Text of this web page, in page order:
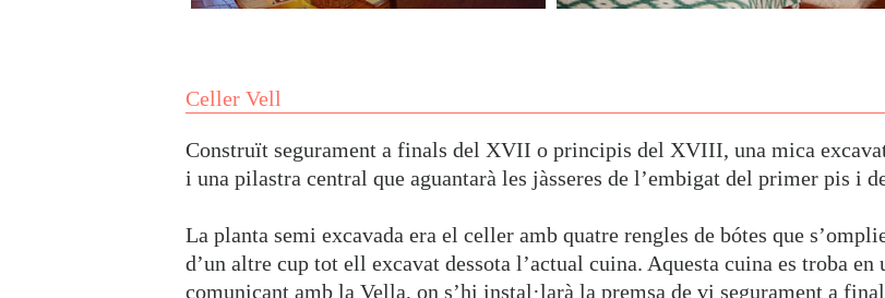
Celler Vell
Construït segurament a finals del XVII o principis del XVIII, una mica
i una pilastra central que aguantarà les jàsseres de l’embigat del primer pis i
La planta semi excavada era el celler amb quatre rengles de bótes que
d’un altre cup tot ell excavat dessota l’actual cuina. Aquesta cuina es troba en
comunicant amb la Vella, on s’hi instal·larà la premsa de vi segurament a